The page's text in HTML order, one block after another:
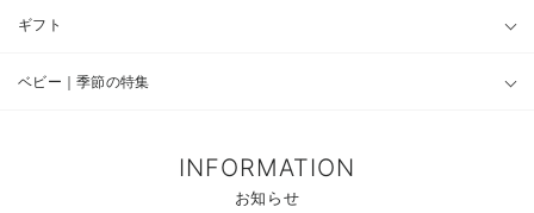
ギフト
ベビー｜季節の特集
INFORMATION
お知らせ